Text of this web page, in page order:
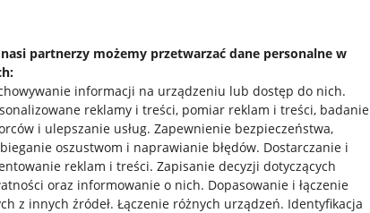
partnerzy możemy przetwarzać dane personalne w
informacji na urządzeniu lub dostęp do nich.
reklamy i treści, pomiar reklam i treści, badanie
i ulepszanie usług. Zapewnienie bezpieczeństwa,
oszustwom i naprawianie błędów. Dostarczanie i
reklam i treści. Zapisanie decyzji dotyczących
oraz informowanie o nich. Dopasowanie i łączenie
z innych źródeł. Łączenie różnych urządzeń. Identyfikacja